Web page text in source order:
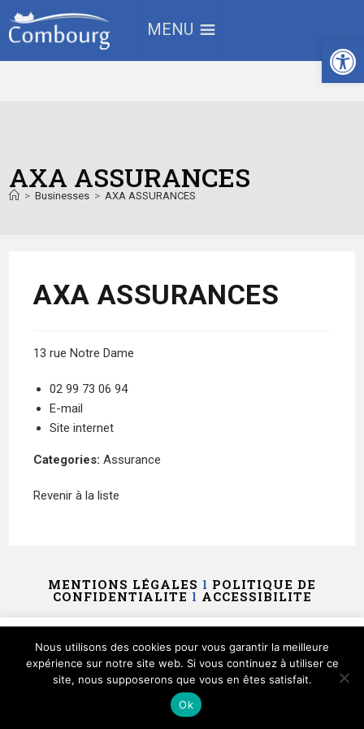
MENU
AXA ASSURANCES
> Businesses > AXA ASSURANCES
AXA ASSURANCES
13 rue Notre Dame
02 99 73 06 94
E-mail
Site internet
Categories:Assurance
Revenir à la liste
MENTIONS LÉGALES l POLITIQUE DE
CONFIDENTIALITE l ACCESSIBILITE
Ce site utilise des cookies et vous donne le contrôle sur
ceux que vous souhaitez activer
Tout refuser
Nous utilisons des cookies pour vous garantir la meilleure
expérience sur notre site web. Si vous continuez à utiliser ce
site, nous supposerons que vous en êtes satisfait.
Ok